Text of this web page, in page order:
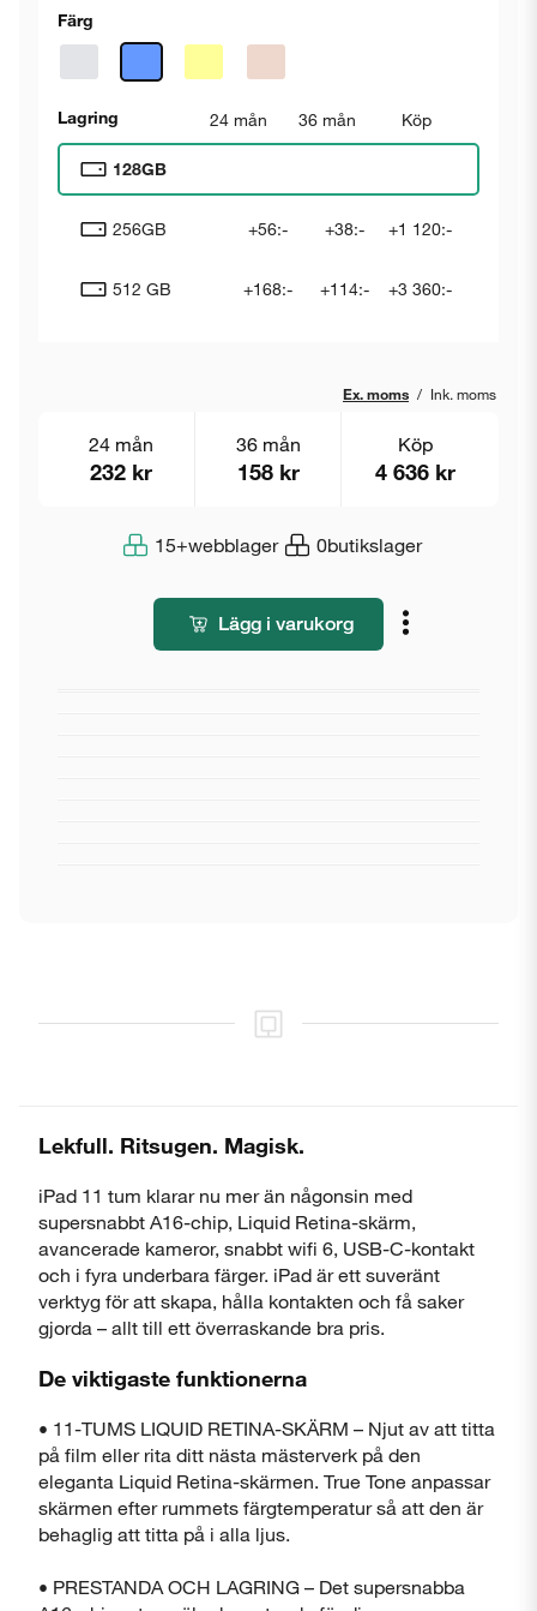
Färg
Lagring 24 mån 36 mån Köp
128GB
256GB +56:- +38:- +1 120:-
512 GB +168:- +114:- +3 360:-
Ex. moms / Ink. moms
15+webblager 0butikslager
24 mån
232 kr
36 mån
158 kr
Köp
4 636 kr
Lägg i varukorg
Lekfull. Ritsugen. Magisk.
iPad 11 tum klarar nu mer än någonsin med
supersnabbt A16-chip, Liquid Retina-skärm,
avancerade kameror, snabbt wifi 6, USB-C-kontakt
och i fyra underbara färger. iPad är ett suveränt
verktyg för att skapa, hålla kontakten och få saker
gjorda – allt till ett överraskande bra pris.
De viktigaste funktionerna
• 11-TUMS LIQUID RETINA-SKÄRM – Njut av att titta
på film eller rita ditt nästa mästerverk på den
eleganta Liquid Retina-skärmen. True Tone anpassar
skärmen efter rummets färgtemperatur så att den är
behaglig att titta på i alla ljus.
• PRESTANDA OCH LAGRING – Det supersnabba